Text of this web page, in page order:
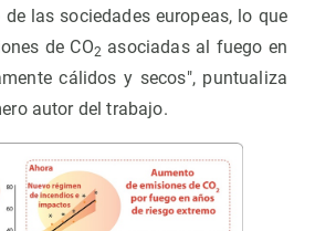
las sociedades europeas, lo que
de CO2 asociadas al fuego en
cálidos y secos", puntualiza
autor del trabajo.